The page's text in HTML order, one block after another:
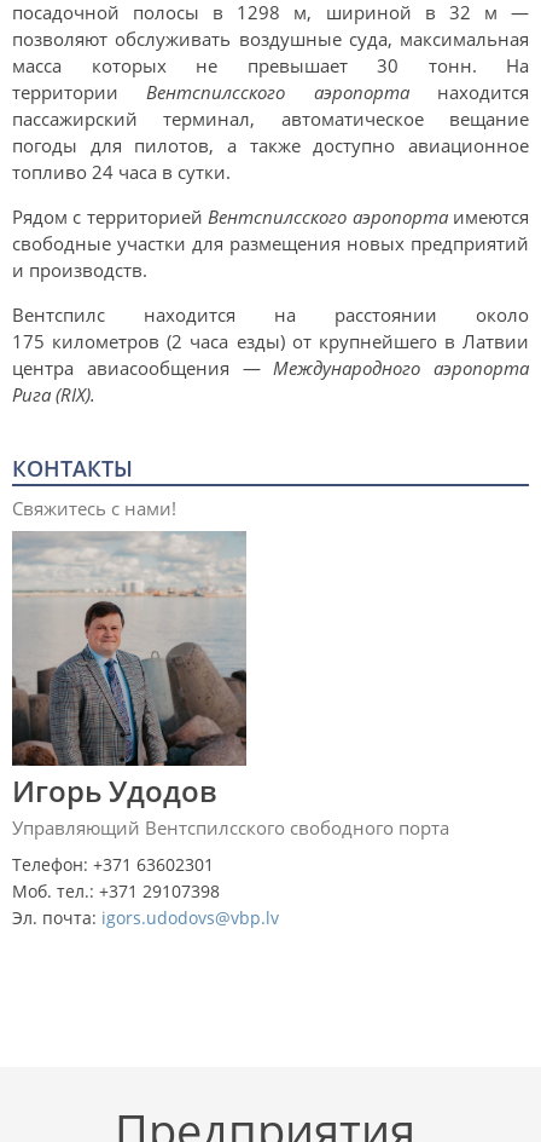
посадочной полосы в 1298 м, шириной в 32 м —
позволяют обслуживать воздушные суда, максимальная
масса которых не превышает 30 тонн. На
территорииВентспилсского аэропортанаходится
пассажирский терминал, автоматическое вещание
погоды для пилотов, а также доступно авиационное
топливо 24 часа в сутки.
Рядом с территориейВентспилсского аэропортаимеются
свободные участки для размещения новых предприятий
и производств.
Вентспилс находится на расстоянии около
175 километров (2 часа езды) от крупнейшего в Латвии
центра авиасообщения —Международного аэропорта
Рига (RIX).
КОНТАКТЫ
Свяжитесь с нами!
Игорь Удодов
Управляющий Вентспилсского свободного порта
Телефон: +371 63602301
Моб. тел.: +371 29107398
Эл. почта: igors.udodovs@vbp.lv